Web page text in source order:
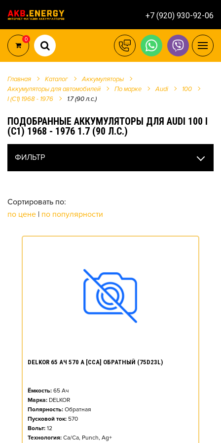
+7 (920) 930-92-06
0
Главная Каталог
Аккумуляторы
Аккумуляторы для автомобилей
По марке Audi
100
I (C1) 1968 - 1976
1.7 (90 л.с.)
ПОДОБРАННЫЕ АККУМУЛЯТОРЫ ДЛЯ AUDI 100 I
(C1) 1968 - 1976 1.7 (90 Л.С.)
ФИЛЬТР
Сортировать по:
по цене | по популярности
DELKOR 65 АЧ 570 А [CCA] ОБРАТНЫЙ (75D23L)
Ёмкость: 65 Ач
Марка: DELKOR
Полярность: Обратная
Пусковой ток: 570
Вольт: 12
Технология: Ca/Ca, Punch, Ag+